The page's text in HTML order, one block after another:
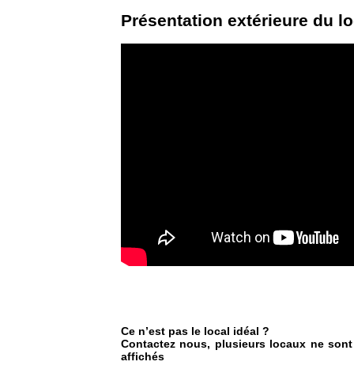
Présentation extérieure du
Ce n’est pas le local idéal ?
Contactez nous, plusieurs locaux ne
affichés